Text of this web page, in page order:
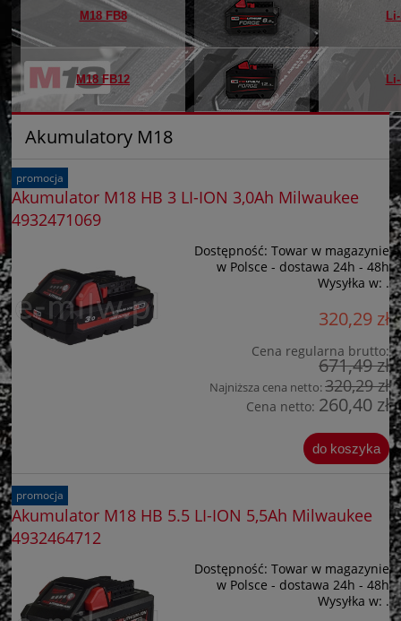
M18 FB8
M18 FB12
Akumulatory M18
Akumulator M18 HB 3 LI-ION 3,0Ah Milwaukee
4932471069
Dostępność: Towar w magazynie
w Polsce - dostawa 24h - 48h
Wysyłka w: .
320,29 zł
Cena regularna brutto:
671,49 zł
Najniższa cena netto:320,29 zł
Cena netto: 260,40 zł
do koszyka
promocja
Akumulator M18 HB 5.5 LI-ION 5,5Ah Milwaukee
4932464712
Dostępność: Towar w magazynie
w Polsce - dostawa 24h - 48h
Wysyłka w: .
promocja